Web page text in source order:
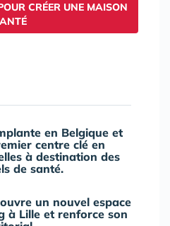
CRÉER UNE MAISON
en Belgique et
centre clé en
à destination des
de santé.
un nouvel espace
à Lille et renforce son